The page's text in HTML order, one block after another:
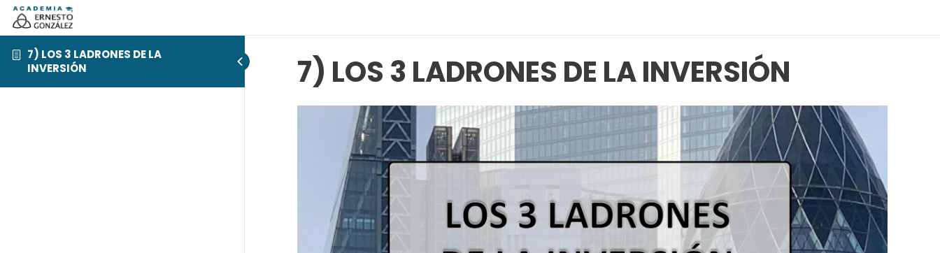
7) LOS 3 LADRONES DE LA
INVERSIÓN
7) LOS 3 LADRONES DE LA INVERSIÓN